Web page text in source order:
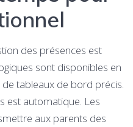
des présences est
sont disponibles en
tableaux de bord précis.
est automatique. Les
aux parents des